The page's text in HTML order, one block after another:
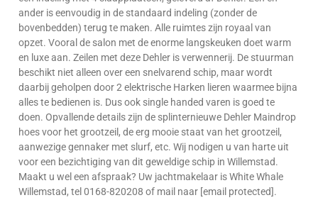
ander is eenvoudig in de standaard indeling (zonder de
bovenbedden) terug te maken. Alle ruimtes zijn royaal van
opzet. Vooral de salon met de enorme langskeuken doet warm
en luxe aan. Zeilen met deze Dehler is verwennerij. De stuurman
beschikt niet alleen over een snelvarend schip, maar wordt
daarbij geholpen door 2 elektrische Harken lieren waarmee bijna
alles te bedienen is. Dus ook single handed varen is goed te
doen. Opvallende details zijn de splinternieuwe Dehler Maindrop
hoes voor het grootzeil, de erg mooie staat van het grootzeil,
aanwezige gennaker met slurf, etc. Wij nodigen u van harte uit
voor een bezichtiging van dit geweldige schip in Willemstad.
Maakt u wel een afspraak? Uw jachtmakelaar is White Whale
Willemstad, tel 0168-820208 of mail naar [email protected].